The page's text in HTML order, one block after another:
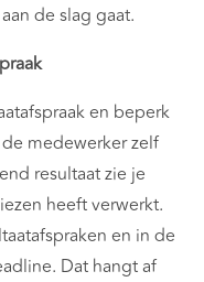
de slag gaat.
en beperk
medewerker zelf
resultaat zie je
heeft verwerkt.
en in de
Dat hangt af